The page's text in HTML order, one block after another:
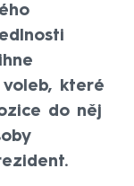
které
do něj